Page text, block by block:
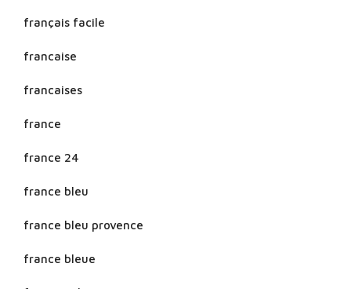
français facile
francaise
francaises
france
france 24
france bleu
france bleu provence
france bleue